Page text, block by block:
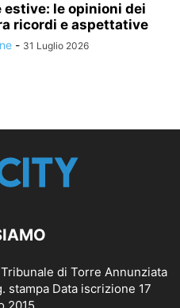
estive: le opinioni dei
ricordi e aspettative
- 31 Luglio 2026
di Torre Annunziata
stampa Data iscrizione 17